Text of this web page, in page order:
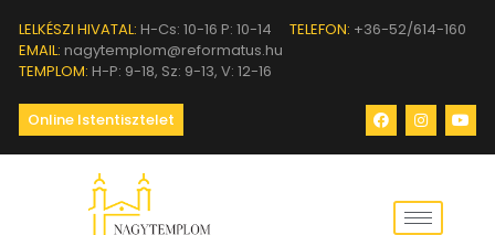
LELKÉSZI HIVATAL: H-Cs: 10-16 P: 10-14 TELEFON: +36-52/614-160
EMAIL: nagytemplom@reformatus.hu
TEMPLOM: H-P: 9-18, Sz: 9-13, V: 12-16
Online Istentisztelet